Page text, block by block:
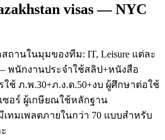
visas — NYC
ถานในมุมของทีม: IT, Leisure แต่ละ
พนักงานประจำใช้สลิป+หนังสือ
ใช้ ภ.พ.30+ภ.ง.ด.50+งบ ผู้ศึกษาต่อใช้
ซอร์ ผู้เกษียณใช้หลักฐาน
ทมเพลตภายในกว่า 70 แบบสำหรับ